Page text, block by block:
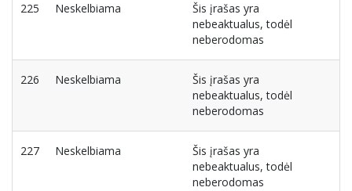
225 Neskelbiama
Šis įrašas yra
nebeaktualus, todėl
neberodomas
226 Neskelbiama
Šis įrašas yra
nebeaktualus, todėl
neberodomas
227 Neskelbiama
Šis įrašas yra
nebeaktualus, todėl
neberodomas